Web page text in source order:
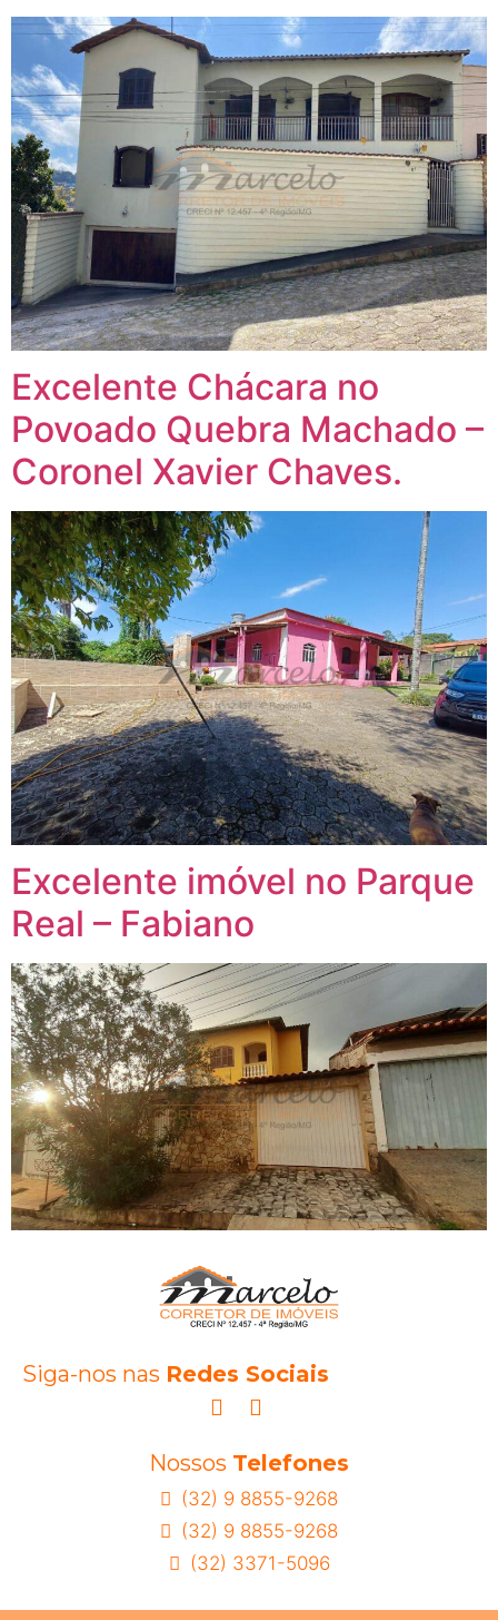
Excelente Chácara no
Povoado Quebra Machado –
Coronel Xavier Chaves.
Excelente imóvel no Parque
Real – Fabiano
Siga-nos nas Redes Sociais
Nossos Telefones
(32) 9 8855-9268
(32) 9 8855-9268
(32) 3371-5096